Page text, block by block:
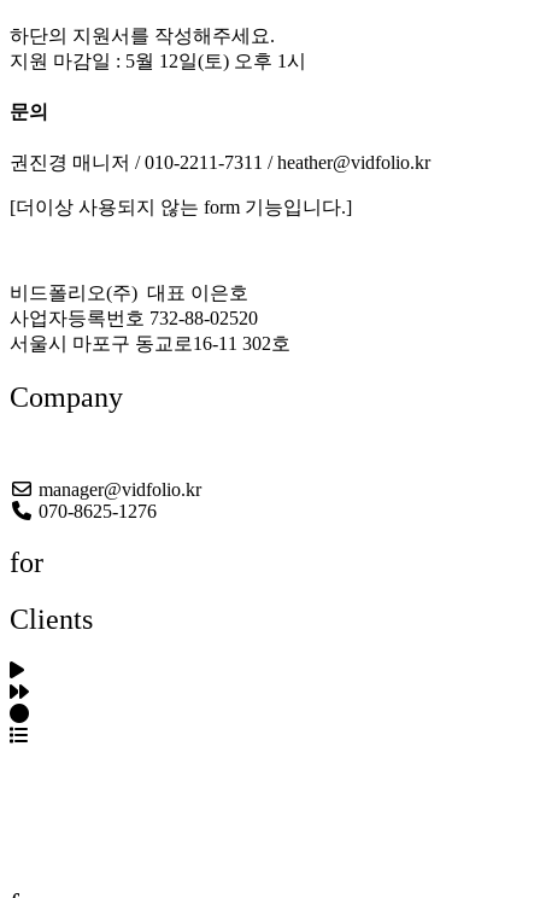
하단의 지원서를 작성해주세요.
지원 마감일 : 5월 12일(토) 오후 1시
문의
권진경 매니저 / 010-2211-7311 / heather@vidfolio.kr
[더이상 사용되지 않는 form 기능입니다.]
비드폴리오(주) 대표 이은호
사업자등록번호 732-88-02520
서울시 마포구 동교로16-11 302호
Company
manager@vidfolio.kr
070-8625-1276
for
Clients